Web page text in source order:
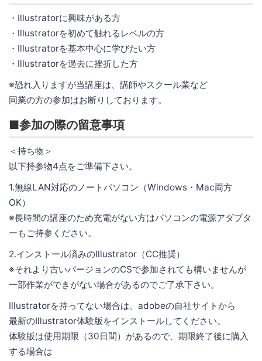
・Illustratorに興味がある方
・Illustratorを初めて触れるレベルの方
・Illustratorを基本中心に学びたい方
・Illustratorを過去に挫折した方
※恐れ入りますが当講座は、講師やスクール業など
同業の方の参加はお断りしております。
■参加の際の留意事項
＜持ち物＞
以下持参物4点をご準備下さい。
1.無線LAN対応のノートパソコン（Windows・Mac両方
OK）
※長時間の講座のため充電がない方はパソコンの電源アダプタ
ーもご持参ください。
2.インストール済みのIllustrator（CC推奨）
※それより古いバージョンのCSで参加されても構いませんが
一部作業ができがない場合があるのでご了承下さい。
Illustratorを持ってない場合は、adobeの自社サイトから
最新のIllustrator体験版をインストールしてください。
体験版は使用期限（30日間）があるので、期限終了後に購入
する場合は